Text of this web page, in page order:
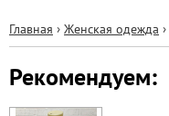
Главная › Женская одежда ›
Рекомендуем: